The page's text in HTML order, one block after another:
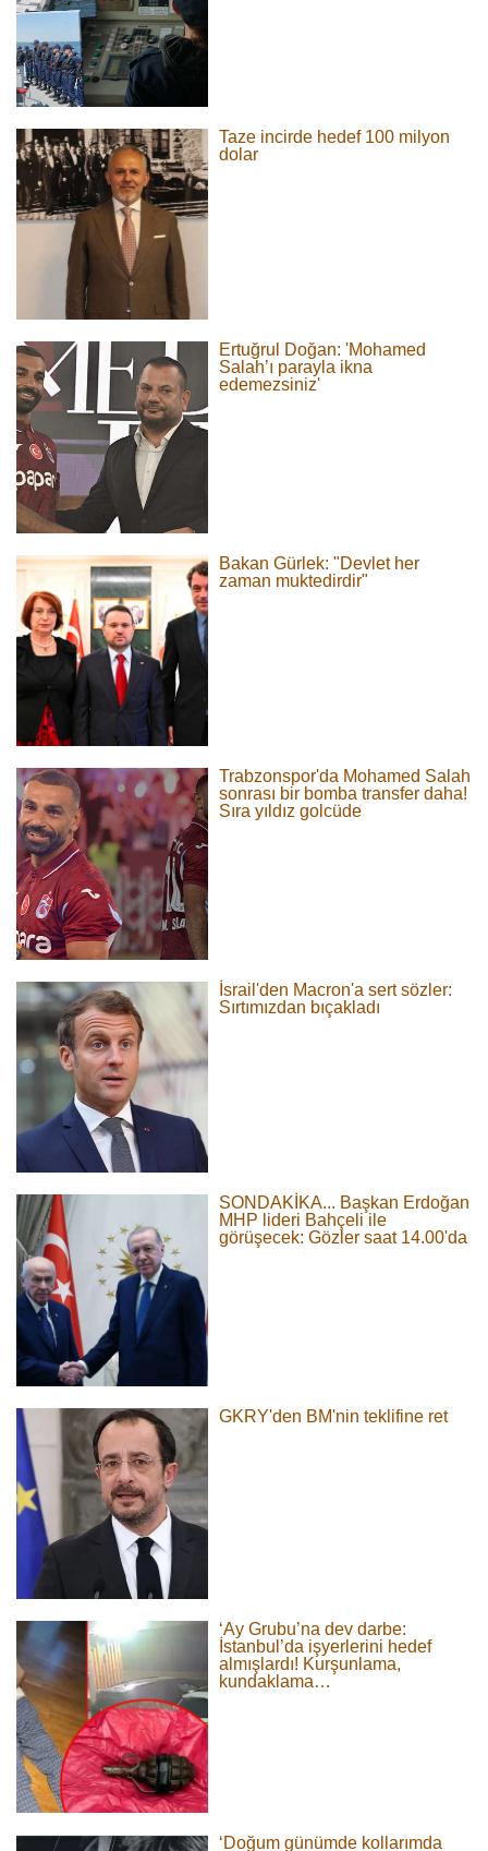
Taze incirde hedef 100 milyon
dolar
Ertuğrul Doğan: 'Mohamed
Salah’ı parayla ikna
edemezsiniz'
Bakan Gürlek: "Devlet her
zaman muktedirdir"
Trabzonspor'da Mohamed Salah
sonrası bir bomba transfer daha!
Sıra yıldız golcüde
İsrail'den Macron'a sert sözler:
Sırtımızdan bıçakladı
SONDAKİKA... Başkan Erdoğan
MHP lideri Bahçeli ile
görüşecek: Gözler saat 14.00'da
GKRY'den BM'nin teklifine ret
‘Ay Grubu’na dev darbe:
İstanbul’da işyerlerini hedef
almışlardı! Kurşunlama,
kundaklama…
‘Doğum günümde kollarımda